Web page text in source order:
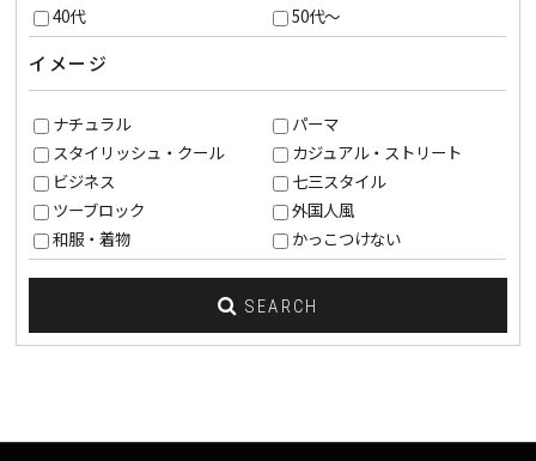
40代
50代～
イメージ
ナチュラル
パーマ
スタイリッシュ・クール
カジュアル・ストリート
ビジネス
七三スタイル
ツーブロック
外国人風
和服・着物
かっこつけない
SEARCH